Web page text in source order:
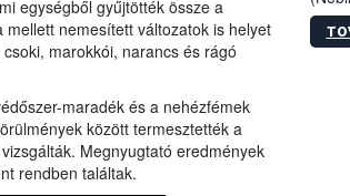
egységből gyűjtötték össze a
nemesített változatok is helyet
marokkói, narancs és rágó
maradék és a nehézfémek
között termesztették a
Megnyugtató eredmények
rendben találtak.